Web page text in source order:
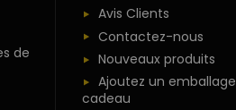
de
Avis Clients
Contactez-nous
Nouveaux produits
Ajoutez un emballage
cadeau